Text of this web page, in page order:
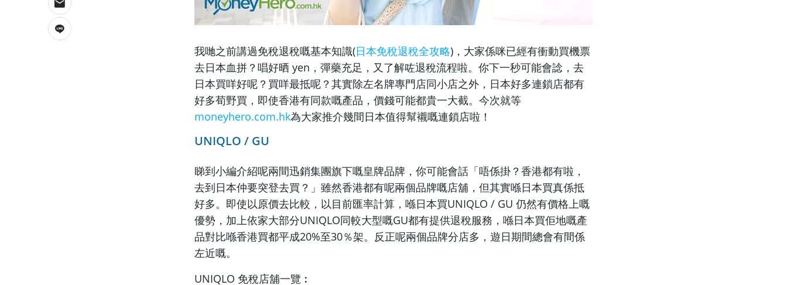
我哋之前講過免稅退稅嘅基本知識(日本免稅退稅全攻略)， 大家係咪已經有衝動買機票
去日本血拼？唱好晒 yen，彈藥充足，又了解咗退稅流程啦。你下一秒可能會諗， 去
日本買咩好呢？買咩最抵呢？其實除左名牌專門店同小店之外， 日本好多連鎖店都有
好多荀野買，即使香港有同款嘅產品， 價錢可能都貴一大截。今次就等
moneyhero.com.hk為大家推介幾間日本值得幫襯嘅連鎖店啦！
UNIQLO / GU
睇到小編介紹呢兩間迅銷集團旗下嘅皇牌品牌，你可能會話「唔係掛？香港都有啦，
去到日本仲要突登去買？」 雖然香港都有呢兩個品牌嘅店舖，但其實喺日本買真係抵
好多。 即使以原價去比較，以目前匯率計算，喺日本買UNIQLO / GU 仍然有價格上嘅
優勢， 加上依家大部分UNIQLO同較大型嘅GU都有提供退稅服務， 喺日本買佢地嘅產
品對比喺香港買都平成20%至30％架。 反正呢兩個品牌分店多，遊日期間總會有間係
左近嘅。
UNIQLO 免稅店舖一覽︰